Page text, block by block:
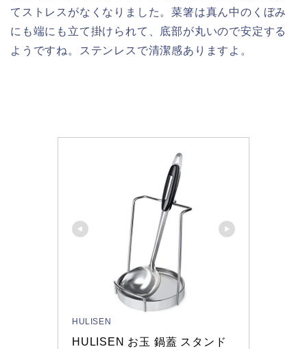
てストレスがなくなりました。菜箸は真ん中のくぼみ
にも端にも立て掛けられて、底部が丸いので安定する
ようですね。ステンレスで清潔感ありますよ。
HULISEN
HULISEN お玉 鍋蓋 スタンド